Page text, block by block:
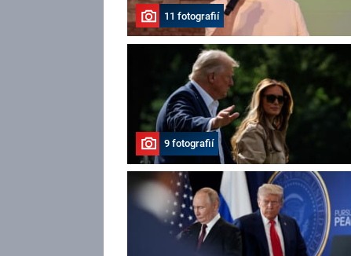
11 fotografií
9 fotografií